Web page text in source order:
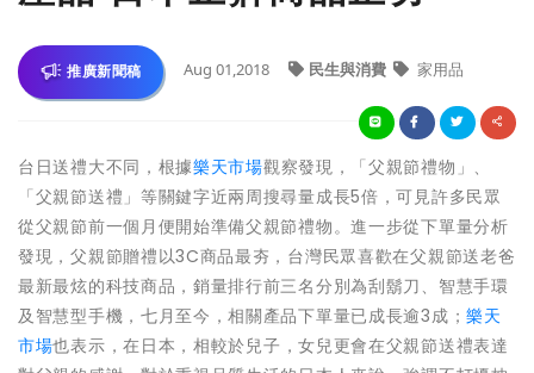
推廣新聞稿 Aug 01,2018 民生與消費 家用品
台日送禮大不同，根據樂天市場觀察發現，「父親節禮物」、
「父親節送禮」等關鍵字近兩周搜尋量成長5倍，可見許多民眾
從父親節前一個月便開始準備父親節禮物。進一步從下單量分析
發現，父親節贈禮以3C商品最夯，台灣民眾喜歡在父親節送老爸
最新最炫的科技商品，銷量排行前三名分別為刮鬍刀、智慧手環
及智慧型手機，七月至今，相關產品下單量已成長逾3成；樂天
市場也表示，在日本，相較於兒子，女兒更會在父親節送禮表達